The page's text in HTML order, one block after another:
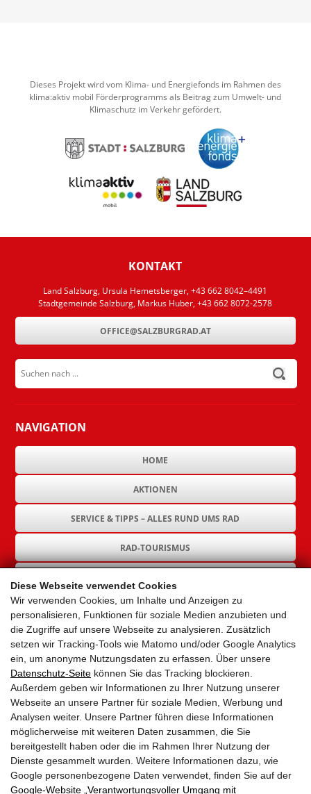
Diese Webseite verwendet Cookies
Wir verwenden Cookies, um Inhalte und Anzeigen zu
personalisieren, Funktionen für soziale Medien anzubieten und
die Zugriffe auf unsere Webseite zu analysieren. Zusätzlich
setzen wir Tracking-Tools wie Matomo und/oder Google Analytics
ein, um anonyme Nutzungsdaten zu erfassen. Über unsere
Datenschutz-Seite können Sie das Tracking blockieren.
Außerdem geben wir Informationen zu Ihrer Nutzung unserer
Webseite an unsere Partner für soziale Medien, Werbung und
Analysen weiter. Unsere Partner führen diese Informationen
möglicherweise mit weiteren Daten zusammen, die Sie
bereitgestellt haben oder die im Rahmen Ihrer Nutzung der
Dienste gesammelt wurden. Weitere Informationen dazu, wie
Google personenbezogene Daten verwendet, finden Sie auf der
Google‑Website „Verantwortungsvoller Umgang mit
Dieses Projekt wird vom Klima- und Energiefonds im Rahmen des
klima:aktiv mobil Förderprogramms als Beitrag zum Umwelt- und
Klimaschutz im Verkehr gefördert.
KONTAKT
Land Salzburg, Ursula Hemetsberger, +43 662 8042–4491
Stadtgemeinde Salzburg, Markus Huber, +43 662 8072-2578
OFFICE@SALZBURGRAD.AT
Suchen nach ...
submit
NAVIGATION
HOME
AKTIONEN
SERVICE & TIPPS – ALLES RUND UMS RAD
RAD-TOURISMUS
GEMEINDEN
AKTUELLES
PARTNER
LINKS
SITEMAP
IMPRESSUM & DATENSCHUTZ